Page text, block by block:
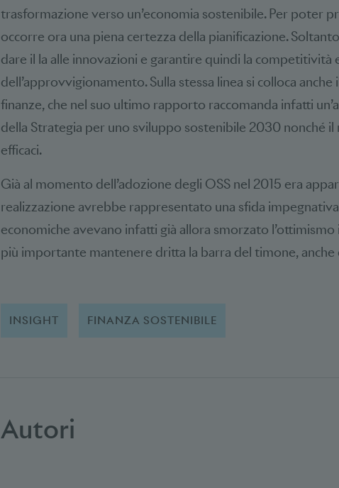
trasformazione verso un’economia sostenibile. Per poter
occorre ora una piena certezza della pianificazione.
dare il la alle innovazioni e garantire quindi la competitività
dell’approvvigionamento. Sulla stessa linea si colloca
finanze, che nel suo ultimo rapporto raccomanda infatti
della Strategia per uno sviluppo sostenibile 2030 nonché il
efficaci.
Già al momento dell’adozione degli OSS nel 2015 era
realizzazione avrebbe rappresentato una sfida
economiche avevano infatti già allora smorzato
più importante mantenere dritta la barra del timone,
INSIGHT FINANZA SOSTENIBILE
Autori